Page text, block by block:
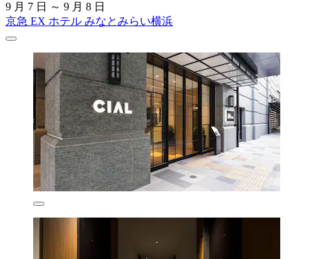
9 月 7 日 ～ 9 月 8 日
京急 EX ホテル みなとみらい横浜